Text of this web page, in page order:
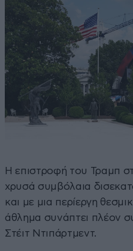
Η επιστροφή του Τραμπ
χρυσά συμβόλαια
και με μια περίεργη
άθλημα συνάπτει πλέον
Στέιτ Ντιπάρτμεντ.